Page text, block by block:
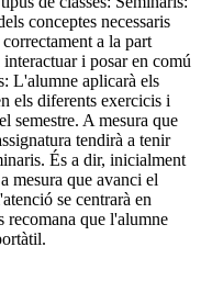
conceptes necessaris
a la part
i posar en comú
L'alumne aplicarà els
els diferents exercicis i
semestre. A mesura que
tendirà a tenir
És a dir, inicialment
mesura que avanci el
se centrarà en
recomana que l'alumne